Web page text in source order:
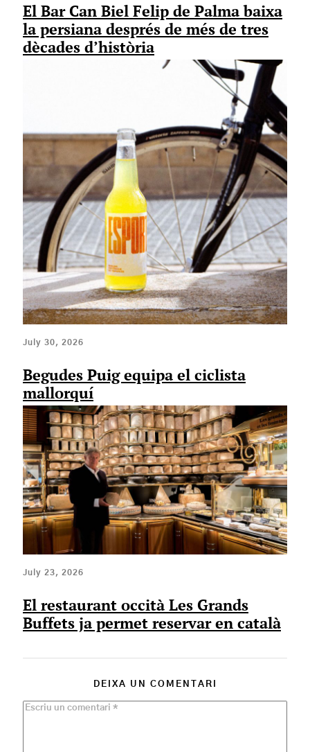
El Bar Can Biel Felip de Palma baixa
la persiana després de més de tres
dècades d’història
July 30, 2026
Begudes Puig equipa el ciclista
mallorquí
July 23, 2026
El restaurant occità Les Grands
Buffets ja permet reservar en català
DEIXA UN COMENTARI